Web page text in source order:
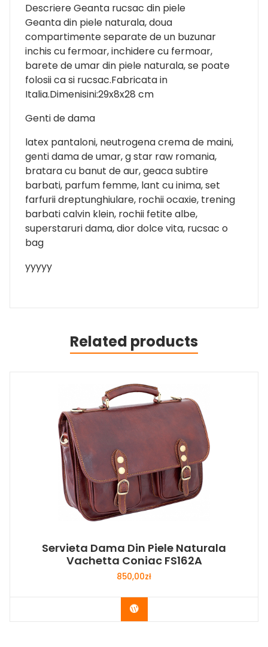
Descriere Geanta rucsac din piele
Geanta din piele naturala, doua
compartimente separate de un buzunar
inchis cu fermoar, inchidere cu fermoar,
barete de umar din piele naturala, se poate
folosii ca si rucsac.Fabricata in
Italia.Dimenisini:29x8x28 cm
Genti de dama
latex pantaloni, neutrogena crema de maini,
genti dama de umar, g star raw romania,
bratara cu banut de aur, geaca subtire
barbati, parfum femme, lant cu inima, set
farfurii dreptunghiulare, rochii ocaxie, trening
barbati calvin klein, rochii fetite albe,
superstaruri dama, dior dolce vita, rucsac o
bag
yyyyy
Related products
Servieta Dama Din Piele Naturala
Vachetta Coniac FS162A
850,00zł
Buy Now